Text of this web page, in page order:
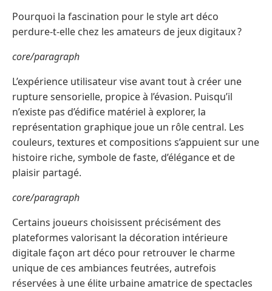
Pourquoi la fascination pour le style art déco
perdure-t-elle chez les amateurs de jeux digitaux ?
core/paragraph
L’expérience utilisateur vise avant tout à créer une
rupture sensorielle, propice à l’évasion. Puisqu’il
n’existe pas d’édifice matériel à explorer, la
représentation graphique joue un rôle central. Les
couleurs, textures et compositions s’appuient sur une
histoire riche, symbole de faste, d’élégance et de
plaisir partagé.
core/paragraph
Certains joueurs choisissent précisément des
plateformes valorisant la décoration intérieure
digitale façon art déco pour retrouver le charme
unique de ces ambiances feutrées, autrefois
réservées à une élite urbaine amatrice de spectacles